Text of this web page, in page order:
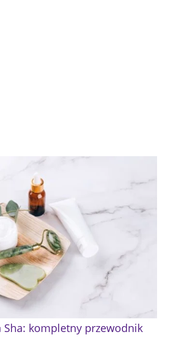
Sha: kompletny przewodnik